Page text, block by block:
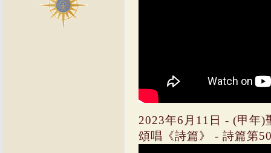
2023年6月11日 - (甲年)
頌唱《詩篇》 - 詩篇第